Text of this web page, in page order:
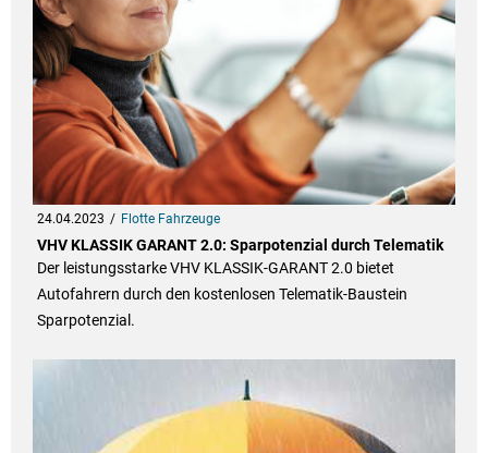
24.04.2023 Flotte Fahrzeuge
VHV KLASSIK GARANT 2.0: Sparpotenzial durch Telematik
Der leistungsstarke VHV KLASSIK-GARANT 2.0 bietet
Autofahrern durch den kostenlosen Telematik-Baustein
Sparpotenzial.